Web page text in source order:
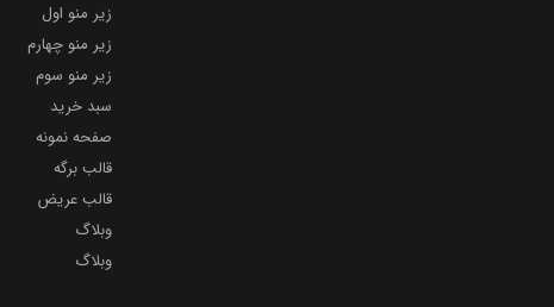
زیر منو اول
زیر منو چهارم
زیر منو سوم
سبد خرید
صفحه نمونه
قالب برگه
قالب عریض
وبلاگ
وبلاگ